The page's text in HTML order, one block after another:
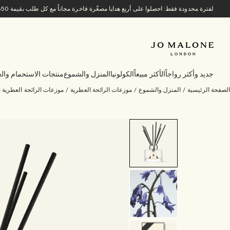
لفترة محدودة فقط: احصلوا على أربع هدايا مصغّرة فاخرة مجاناً مع كل طلب بقيمة 850 ريالاً سعودياً أو أكثر.
جديد وأكثر رواجاً الأكثر مبيعاً الكولونيا المنزل والشموعمنتجات الاستحمام
الصفحة الرئيسية / المنزل والشموع / موزعات الرائحة العطرية / موزعات الرائحة العطرية